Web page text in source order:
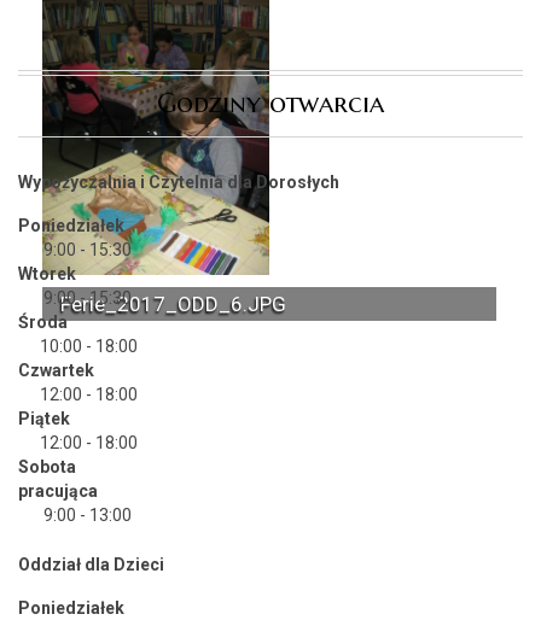
Ferie_2017_ODD_6.JPG
Godziny otwarcia
Wypożyczalnia i Czytelnia dla Dorosłych
Poniedziałek
9:00 - 15:30
Wtorek
9:00 - 15:30
Środa
10:00 - 18:00
Czwartek
12:00 - 18:00
Piątek
12:00 - 18:00
Sobota
pracująca
9:00 - 13:00
Oddział dla Dzieci
Poniedziałek